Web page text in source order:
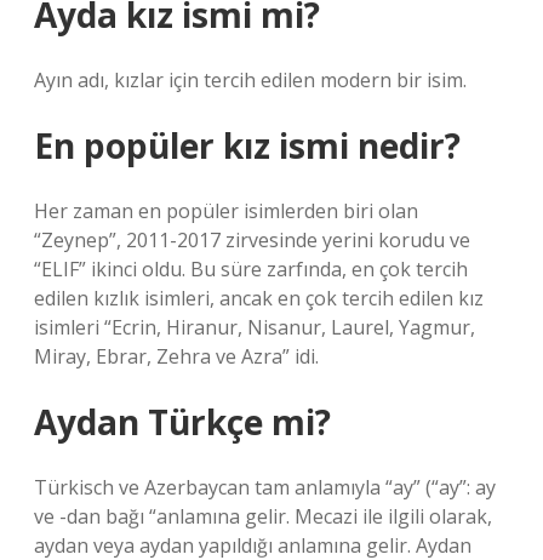
Ayda kız ismi mi?
Ayın adı, kızlar için tercih edilen modern bir isim.
En popüler kız ismi nedir?
Her zaman en popüler isimlerden biri olan
“Zeynep”, 2011-2017 zirvesinde yerini korudu ve
“ELIF” ikinci oldu. Bu süre zarfında, en çok tercih
edilen kızlık isimleri, ancak en çok tercih edilen kız
isimleri “Ecrin, Hiranur, Nisanur, Laurel, Yagmur,
Miray, Ebrar, Zehra ve Azra” idi.
Aydan Türkçe mi?
Türkisch ve Azerbaycan tam anlamıyla “ay” (“ay”: ay
ve -dan bağı “anlamına gelir. Mecazi ile ilgili olarak,
aydan veya aydan yapıldığı anlamına gelir. Aydan